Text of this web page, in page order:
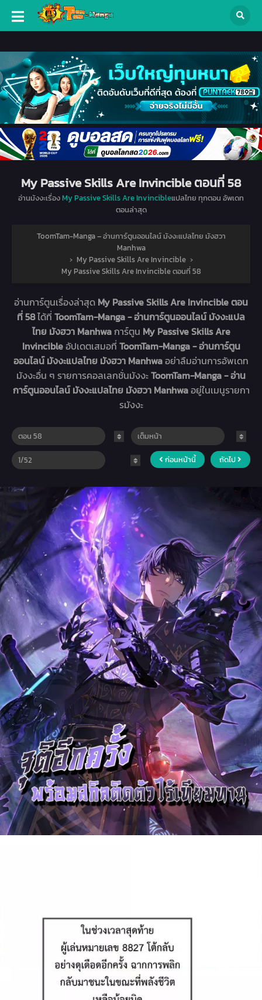
My Passive Skills Are Invincible ตอนที่ 58
อ่านมังงะเรื่องMy Passive Skills Are Invincibleแปลไทย ทุกตอน อัพเดท
ตอนล่าสุด
ToomTam-Manga – อ่านการ์ตูนออนไลน์ มังงะแปลไทย มังฮวา
Manhwa
› My Passive Skills Are Invincible ›
My Passive Skills Are Invincible ตอนที่ 58
อ่านการ์ตูนเรื่องล่าสุด My Passive Skills Are Invincible ตอน
ที่ 58ได้ที่ ToomTam-Manga - อ่านการ์ตูนออนไลน์ มังงะแปล
ไทย มังฮวา Manhwaการ์ตูน My Passive Skills Are
Invincibleอัปเดตเสมอที่ ToomTam-Manga - อ่านการ์ตูน
ออนไลน์ มังงะแปลไทย มังฮวา Manhwaอย่าลืมอ่านการอัพเดท
มังงะอื่น ๆ รายการคอลเลกชั่นมังงะToomTam-Manga - อ่าน
การ์ตูนออนไลน์ มังงะแปลไทย มังฮวา Manhwaอยู่ในเมนูรายกา
รมังงะ
ก่อนหน้านี้ ถัดไป